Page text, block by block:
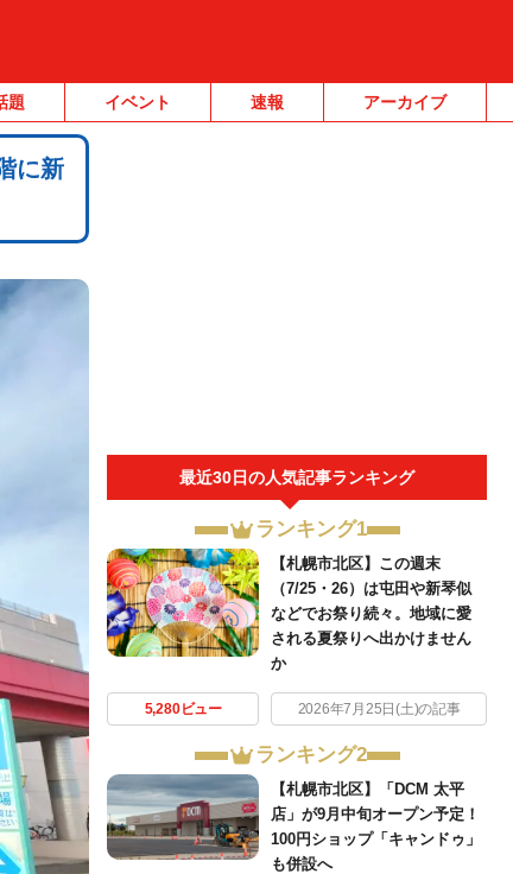
題 イベント 速報 アーカイブ
に新
最近30日の人気記事ランキング
ランキング1
【札幌市北区】この週末
（7/25・26）は屯田や新琴似
などでお祭り続々。地域に愛
される夏祭りへ出かけません
か
5,280ビュー 2026年7月25日(土)の記事
ランキング2
【札幌市北区】「DCM 太平
店」が9月中旬オープン予定！
100円ショップ「キャンドゥ」
も併設へ